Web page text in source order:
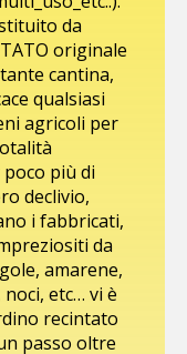
da
originale
cantina,
qualsiasi
agricoli per
più di
declivio,
i fabbricati,
da
amarene,
etc… vi è
recintato
passo oltre